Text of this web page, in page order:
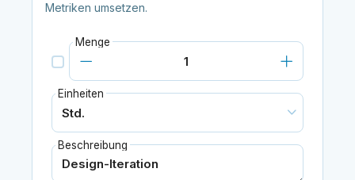
Metriken umsetzen.
Menge
Einheiten
Beschreibung